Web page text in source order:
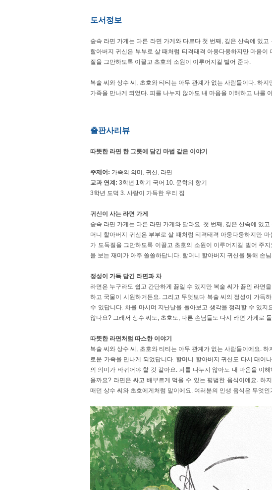
도서정보
숲속 라면 가게는 다른 라면 가게와 다르다 첫 번째, 깊은 산속에 있
할아버지 귀신은 부부로 살 때처럼 티격태격 아웅다웅하지만 마음
질을 그만하도록 이끌고 초호의 소원이 이루어지길 빌어 준다.
복술 씨와 상수 씨, 초호와 티티는 아무 관계가 없는 사람들이다. 하
가족을 만나게 되었다. 피를 나누지 않아도 내 마음을 이해하고 나를
출판사리뷰
따뜻한 라면 한 그릇에 담긴 마법 같은 이야기
주제어: 가족의 의미, 귀신, 라면
교과 연계: 3학년 1학기 국어 10. 문학의 향기
3학년 도덕 3. 사랑이 가득한 우리 집
귀신이 사는 라면 가게
숲속 라면 가게는 다른 라면 가게와 달라요. 첫 번째, 깊은 산속에 있
머니 할아버지 귀신은 부부로 살 때처럼 티격태격 아웅다웅하지만
가 도둑질을 그만하도록 이끌고 초호의 소원이 이루어지길 빌어 주
을 보는 재미가 아주 쏠쏠하답니다. 할머니 할아버지 귀신을 통해 손
정성이 가득 담긴 라면과 차
라면은 누구라도 쉽고 간단하게 끓일 수 있지만 복술 씨가 끓인 라면
하고 국물이 시원하거든요. 그리고 무엇보다 복술 씨의 정성이 가득
수 있답니다. 차를 마시며 지난날을 돌아보고 생각을 정리할 수 있
않나요? 그래서 상수 씨도, 초호도, 다른 손님들도 다시 라면 가게로
따뜻한 라면처럼 따스한 이야기
복술 씨와 상수 씨, 초호와 티티는 아무 관계가 없는 사람들이에요.
로운 가족을 만나게 되었답니다. 할머니 할아버지 귀신도 다시 태어
의 의미가 바뀌어야 할 것 같아요. 피를 나누지 않아도 내 마음을 이
을까요? 라면은 싸고 배부르게 먹을 수 있는 평범한 음식이에요. 하
매던 상수 씨와 초호에게처럼 말이에요. 여러분의 인생 음식은 무엇